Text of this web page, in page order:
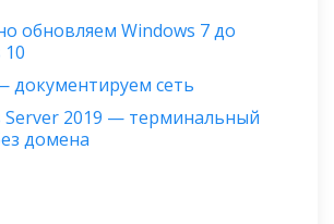
обновляем Windows 7 до
документируем сеть
Server 2019 — терминальный
домена